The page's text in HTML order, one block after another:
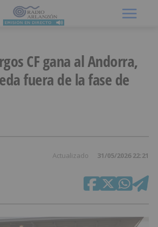
CF gana al Andorra,
fuera de la fase de
Actualizado 31/05/2026 22:21